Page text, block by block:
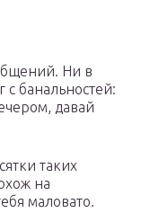
Ни в
с банальностей:
давай
таких
на
маловато.